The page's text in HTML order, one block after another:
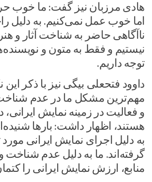
هادی مرزبان نیز گفت: ما خوب
اما خوب عمل نمی‌کنیم. به دلیل
ناآگاهی حاضر به شناخت آثار و
نیستیم و فقط به متون و
توجه داریم.
داوود فتحعلی بیگی نیز با ذکر این
مهم‌ترین مشکل ما در عدم شناخت
و فعالیت در زمینه نمایش ایرانی،
هستند، اظهار داشت: بارها
به دلیل اجرای نمایش ایرانی
گرفته‌اند. ما به دلیل عدم شناخت
منابع، ارزش نمایش ایرانی را